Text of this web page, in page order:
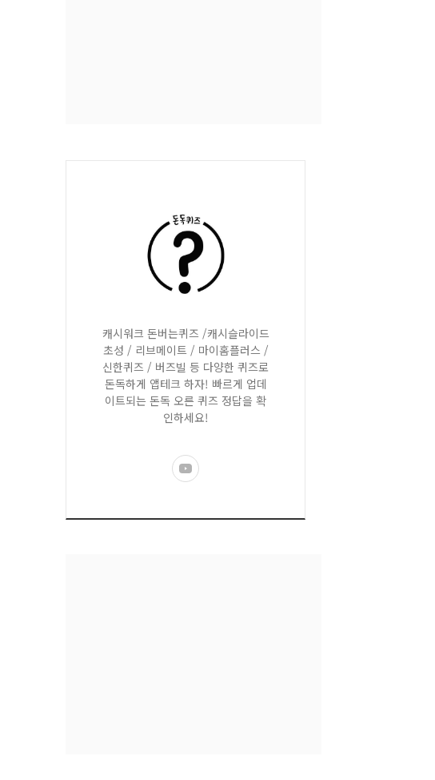
캐시워크 돈버는퀴즈 /캐시슬라이드
초성 / 리브메이트 / 마이홈플러스 /
신한퀴즈 / 버즈빌 등 다양한 퀴즈로
돈독하게 앱테크 하자! 빠르게 업데
이트되는 돈독 오른 퀴즈 정답을 확
인하세요!